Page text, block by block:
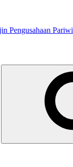
Pengusahaan